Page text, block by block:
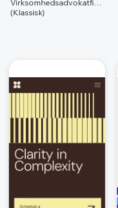
Virksomhedsadvokatfirma
(Klassisk)